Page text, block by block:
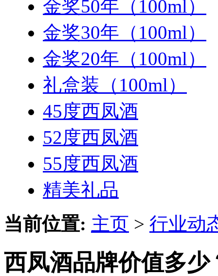
金奖50年（100ml）
金奖30年（100ml）
金奖20年（100ml）
礼盒装（100ml）
45度西凤酒
52度西凤酒
55度西凤酒
精美礼品
当前位置: 主页 > 行业动
西凤酒品牌价值多少